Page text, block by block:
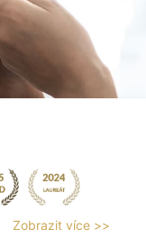
Zobrazit více >>